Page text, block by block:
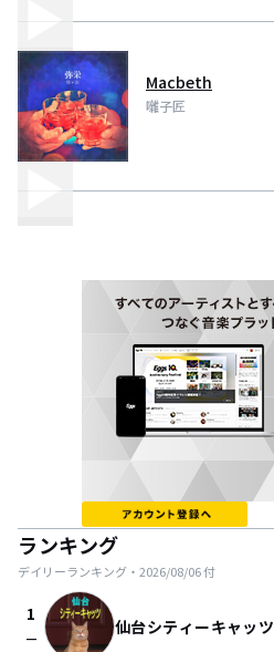
Macbeth
囃子匠
ランキング
デイリーランキング・ 2026/08/06付
1
check_indeterminate_small 仙台シティーキャッツ